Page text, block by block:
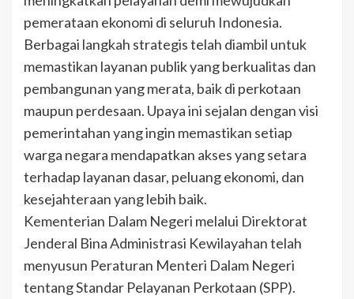
pemerataan ekonomi di seluruh Indonesia.
Berbagai langkah strategis telah diambil untuk
memastikan layanan publik yang berkualitas dan
pembangunan yang merata, baik di perkotaan
maupun perdesaan. Upaya ini sejalan dengan visi
pemerintahan yang ingin memastikan setiap
warga negara mendapatkan akses yang setara
terhadap layanan dasar, peluang ekonomi, dan
kesejahteraan yang lebih baik.
Kementerian Dalam Negeri melalui Direktorat
Jenderal Bina Administrasi Kewilayahan telah
menyusun Peraturan Menteri Dalam Negeri
tentang Standar Pelayanan Perkotaan (SPP).